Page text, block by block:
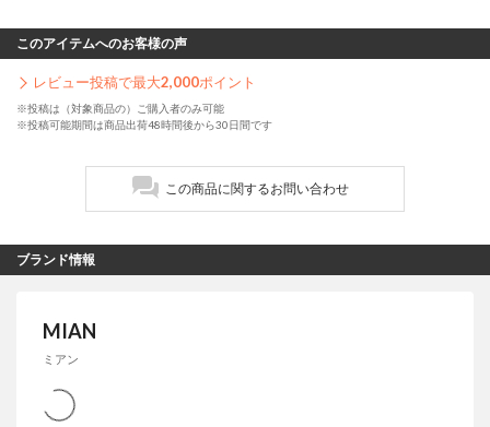
このアイテムへのお客様の声
レビュー投稿で最大2,000ポイント
※投稿は（対象商品の）ご購入者のみ可能
※投稿可能期間は商品出荷48時間後から30日間です
この商品に関するお問い合わせ
ブランド情報
MIAN
ミアン